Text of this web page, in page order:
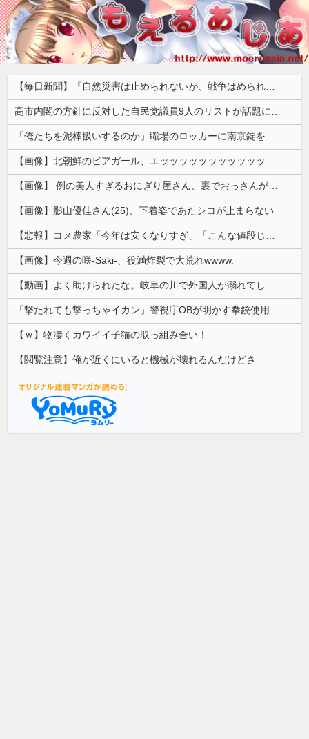
【毎日新聞】『自然災害は止められないが、戦争はめられる』イオンモール熊本で被災の高校生平和誓う
高市内閣の方針に反対した自民党議員9人のリストが話題に、「岩屋はどこへ行った？」との指摘もあるが……
「俺たちを泥棒扱いするのか」職場のロッカーに南京錠をつけた女性、海外の判定は…
【画像】北朝鮮のビアガール、エッッッッッッッッッッッッッッッッッ！
【画像】 例の美人すぎるおにぎり屋さん、裏でおっさんが握っていたｗｗｗｗｗｗｗｗｗｗｗｗｗｗｗｗｗ
【画像】影山優佳さん(25)、下着姿であたシコが止まらない
【悲報】コメ農家「今年は安くなりすぎ」「こんな値段じゃ米作りをやめる人も多くなるんじゃないかな?」
【画像】今週の咲-Saki-、役満炸裂で大荒れwwww.
【動画】よく助けられたな。岐阜の川で外国人が溺れてしまう事故。
「撃たれても撃っちゃイカン」警視庁OBが明かす拳銃使用の葛藤…河内長野「2発で射殺」なぜ起きた？
【ｗ】物凄くカワイイ子猫の取っ組み合い！
【閲覧注意】俺が近くにいると機械が壊れるんだけどさ